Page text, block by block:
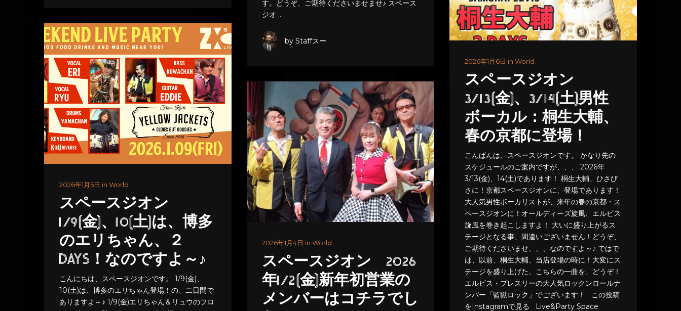
す。どうぞ、ご期待くださいませませ♪ スペース
ジオ …
by Staffスー
2026年1月6日 in World
スペースジオン
3/13(金)、3/14(土)男性
ボーカル：桐生大輔、
春の京都に登場！
こんばんは、スペースジオンです。 かなり先の
スケジュールのご案内ですが、、、 2026年
3/13(金)、14(土)であります！ 桐生大輔、ひさび
さに！京都スペースジオンに、登場であります！
大人気男性ボーカリストが、来年の春の京都・ス
ペースジオンに！オールディーズ旋風、エルビス
旋風を巻き起こしますよ！ 大いに盛り上がるス
テージとなる事、間違いございません！どうぞ、
ご期待くださいませ、、、なのですよ～♪ ではで
は、以前、桐生大輔、当店登場の時に！大変にス
テージを盛り上げた、こちらの一曲を、どうぞ！
エルビス・プレスリーの大人気ロックンロールナ
ンバー「監獄ロック」でございます！ この投稿
をInstagramで見る Live&Party Space
2026年1月5日 in World
スペースジオン
1/9(金)、10(土)は、博多
のエリちゃん、２
DAYS！なのですよ～♪
こんにちは、スペースジオンです。 1/9(金)、
10(土)は、博多のエリちゃん登場！の、二日間で
ありますよ～♪ 1/9(金)エリちゃん＆リュウのフロ
2026年1月4日 in World
スペースジオン 2026
年1/2(金)新年初営業の
メンバーはコチラでし